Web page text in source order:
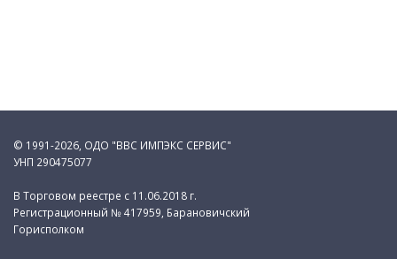
© 1991-2026, ОДО "ВВС ИМПЭКС СЕРВИС"
УНП 290475077
В Торговом реестре с 11.06.2018 г.
Регистрационный № 417959, Барановичский
Горисполком